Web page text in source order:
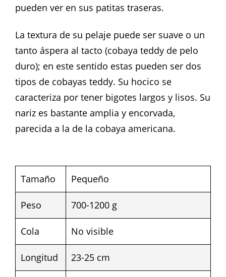
pueden ver en sus patitas traseras.
La textura de su pelaje puede ser suave o un
tanto áspera al tacto (cobaya teddy de pelo
duro); en este sentido estas pueden ser dos
tipos de cobayas teddy. Su hocico se
caracteriza por tener bigotes largos y lisos. Su
nariz es bastante amplia y encorvada,
parecida a la de la cobaya americana.
Tamaño Pequeño
Peso 700-1200 g
Cola No visible
Longitud 23-25 cm